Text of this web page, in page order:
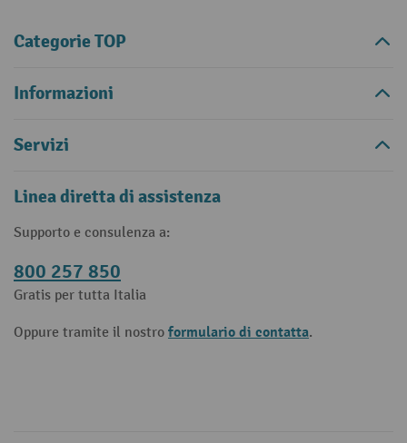
Categorie TOP
Informazioni
Servizi
Linea diretta di assistenza
Supporto e consulenza a:
800 257 850
Gratis per tutta Italia
Oppure tramite il nostro formulario di contatta.